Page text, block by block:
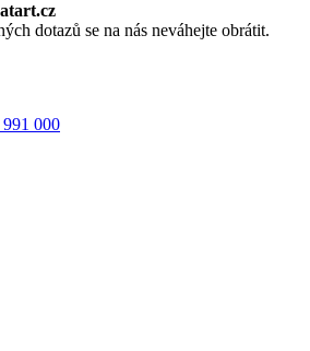
dotazů se na nás neváhejte obrátit.
000